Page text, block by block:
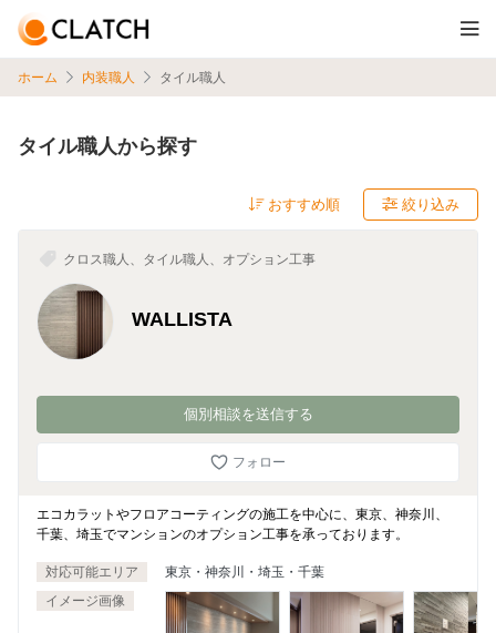
ホーム 内装職人 タイル職人
タイル職人から探す
絞り込み
クロス職人、タイル職人、オプション工事
WALLISTA
個別相談を送信する
フォロー
エコカラットやフロアコーティングの施工を中心に、東京、神奈川、
千葉、埼玉でマンションのオプション工事を承っております。
対応可能エリア
東京・神奈川・埼玉・千葉
イメージ画像